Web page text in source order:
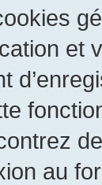
et
au